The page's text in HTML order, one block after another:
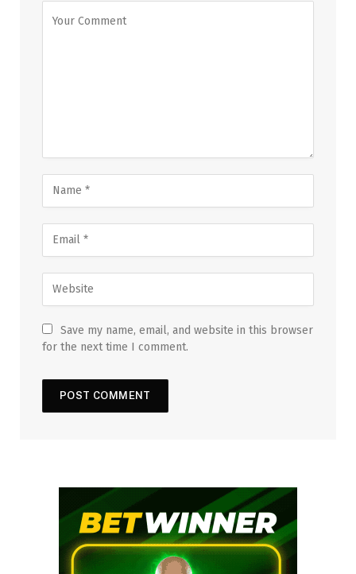
Save my name, email, and website in this browser
for the next time I comment.